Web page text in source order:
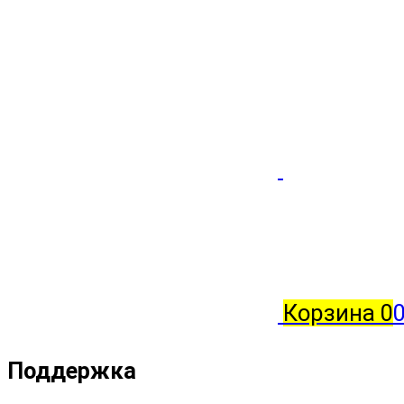
Корзина 0
Поддержка